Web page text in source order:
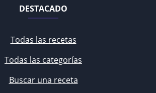
DESTACADO
Todas las recetas
Todas las categorías
Buscar una receta